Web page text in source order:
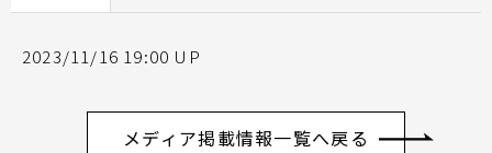
2023/11/16 19:00 UP
メディア掲載情報一覧へ戻る